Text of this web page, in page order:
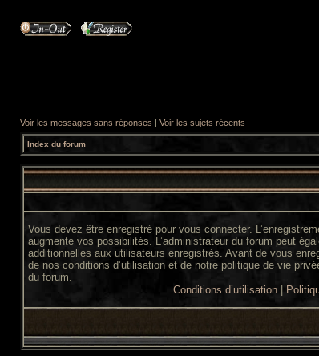
Voir les messages sans réponses | Voir les sujets récents
Index du forum
Vous devez être enregistré pour vous connecter.
augmente vos possibilités. L’administrateur du forum peut
additionnelles aux utilisateurs enregistrés. Avant de vous
de nos conditions d’utilisation et de notre politique de vie
du forum.
Conditions d’utilisation